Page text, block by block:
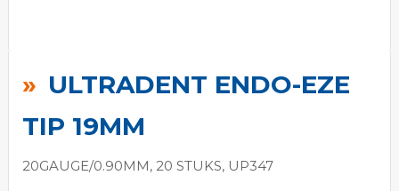
ULTRADENT ENDO-EZE
TIP 19MM
20GAUGE/0.90MM, 20 STUKS, UP347
het
begin
van
de